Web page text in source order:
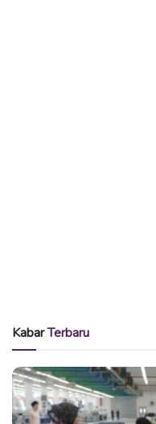
KabarTerbaru